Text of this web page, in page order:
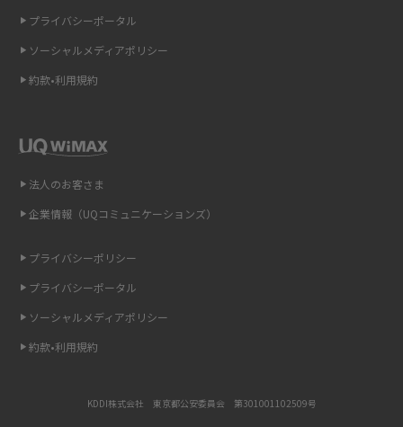
スマホのウィジェットとは？iPhone・Androidの設定方法やおススメを紹
リプライ機能とは？LINE、X（旧Twitter）、Instagram、TikTokで送る方法
インスタのDMの送り方は？便利機能の使い方や注意点をわかりやすく解説
Bluetooth®とは？Wi-Fiとの違いやスマホ・PCとの接続方法を解説
紹介
方法を詳しく解説
プライバシーポータル
ソーシャルメディアポリシー
約款•利用規約
法人のお客さま
企業情報（UQコミュニケーションズ）
プライバシーポリシー
プライバシーポータル
ソーシャルメディアポリシー
約款•利用規約
KDDI株式会社 東京都公安委員会 第301001102509号